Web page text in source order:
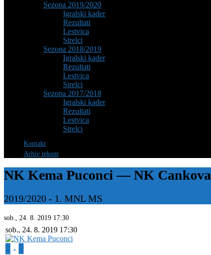
Sezona 2019/2020
Igralski kader
Rezultati
Lestvica
Strelci
Sezona 2018/2019
Igralski kader
Rezultati
Lestvica
Strelci
Sezona 2017/2018
Igralski kader
Rezultati
Lestvica
Strelci
Kontakt
Arhiv tekem
NK Kema Puconci — NK Cankova
2019/2020 - 1. MNL MS
sob., 24. 8. 2019 17:30
sob., 24. 8. 2019 17:30
-